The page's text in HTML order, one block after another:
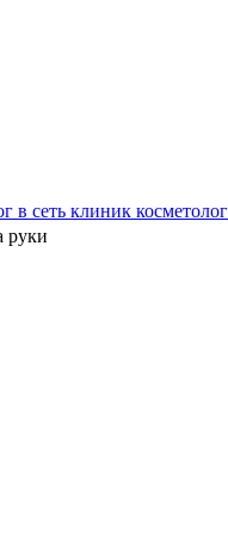
в сеть клиник
руки